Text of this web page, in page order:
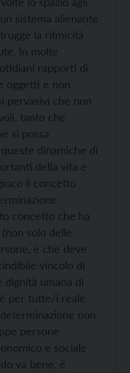
sistema alienante
la ritmicità
In molte
rapporti di
oggetti e non
pervasivi che non
tanto che
si possa
dinamiche di
della vita e
il concetto
concetto che ha
solo delle
e che deve
vincolo di
dignità umana di
per tutte/i reale
non
persone
e sociale
va bene, è